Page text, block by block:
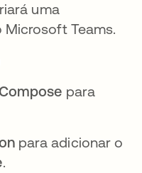
uma
Microsoft Teams.
para
para adicionar o
.